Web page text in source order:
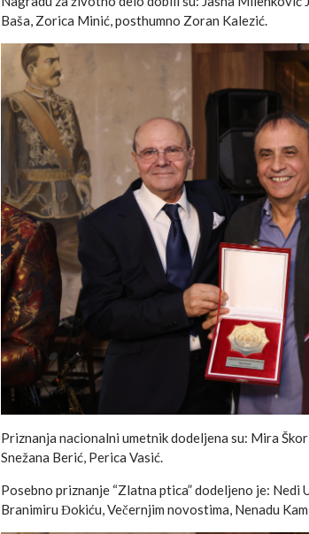
Baša, Zorica Minić, posthumno Zoran Kalezić.
Priznanja nacionalni umetnik dodeljena su: Mira
Snežana Berić, Perica Vasić.
Posebno priznanje “Zlatna ptica” dodeljeno je: Nedi
Branimiru Đokiću, Večernjim novostima, Nenadu